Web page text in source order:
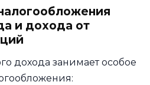
и дохода от
дохода занимает особое